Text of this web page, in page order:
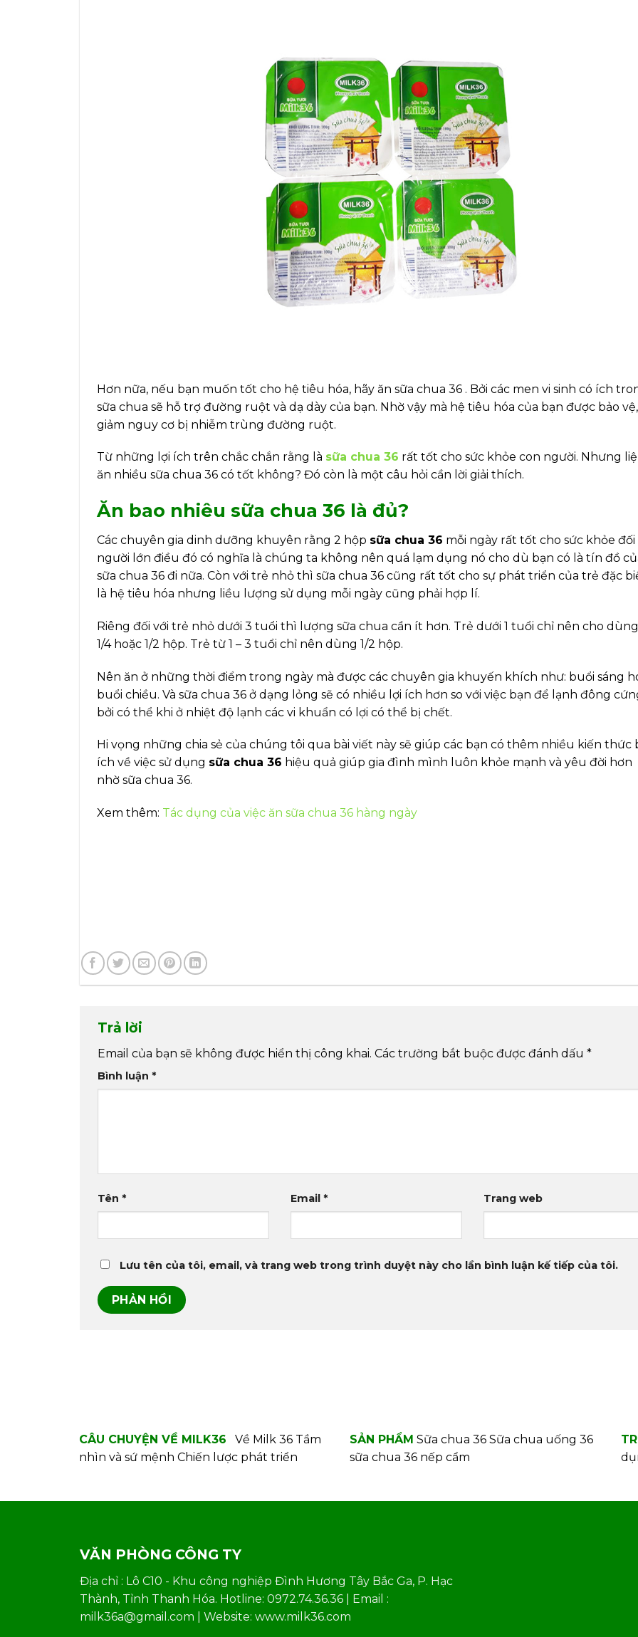
Hơn nữa, nếu bạn muốn tốt cho hệ tiêu hóa, hãy ăn sữa chua 36 . Bởi các men vi sinh có ích
sữa chua sẽ hỗ trợ đường ruột và dạ dày của bạn. Nhờ vậy mà hệ tiêu hóa của bạn được bảo vệ,
giảm nguy cơ bị nhiễm trùng đường ruột.
Từ những lợi ích trên chắc chắn rằng là sữa chua 36 rất tốt cho sức khỏe con người. Nhưng
ăn nhiều sữa chua 36 có tốt không? Đó còn là một câu hỏi cần lời giải thích.
Ăn bao nhiêu sữa chua 36 là đủ?
Các chuyên gia dinh dưỡng khuyên rằng 2 hộp sữa chua 36 mỗi ngày rất tốt cho sức khỏe đối
người lớn điều đó có nghĩa là chúng ta không nên quá lạm dụng nó cho dù bạn có là tín đồ
sữa chua 36 đi nữa. Còn với trẻ nhỏ thì sữa chua 36 cũng rất tốt cho sự phát triển của trẻ đặc
là hệ tiêu hóa nhưng liều lượng sử dụng mỗi ngày cũng phải hợp lí.
Riêng đối với trẻ nhỏ dưới 3 tuổi thì lượng sữa chua cần ít hơn. Trẻ dưới 1 tuổi chỉ nên cho dùng
1/4 hoặc 1/2 hộp. Trẻ từ 1 – 3 tuổi chỉ nên dùng 1/2 hộp.
Nên ăn ở những thời điểm trong ngày mà được các chuyên gia khuyến khích như: buổi sáng
buổi chiều. Và sữa chua 36 ở dạng lỏng sẽ có nhiều lợi ích hơn so với việc bạn để lạnh đông
bởi có thể khi ở nhiệt độ lạnh các vi khuẩn có lợi có thể bị chết.
Hi vọng những chia sẻ của chúng tôi qua bài viết này sẽ giúp các bạn có thêm nhiều kiến thức
ích về việc sử dụng sữa chua 36 hiệu quả giúp gia đình mình luôn khỏe mạnh và yêu đời hơn
nhờ sữa chua 36.
Xem thêm: Tác dụng của việc ăn sữa chua 36 hàng ngày
Trả lời
Email của bạn sẽ không được hiển thị công khai. Các trường bắt buộc được đánh dấu *
Bình luận *
Tên * Email * Trang web
Lưu tên của tôi, email, và trang web trong trình duyệt này cho lần bình luận kế tiếp của tôi.
CÂU CHUYỆN VỀ MILK36 Về Milk 36 Tầm
nhìn và sứ mệnh Chiến lược phát triển
SẢN PHẨM Sữa chua 36 Sữa chua uống 36
sữa chua 36 nếp cẩm
VĂN PHÒNG CÔNG TY
Địa chỉ : Lô C10 - Khu công nghiệp Đình Hương Tây Bắc Ga, P. Hạc
Thành, Tỉnh Thanh Hóa. Hotline: 0972.74.36.36 | Email :
milk36a@gmail.com | Website: www.milk36.com